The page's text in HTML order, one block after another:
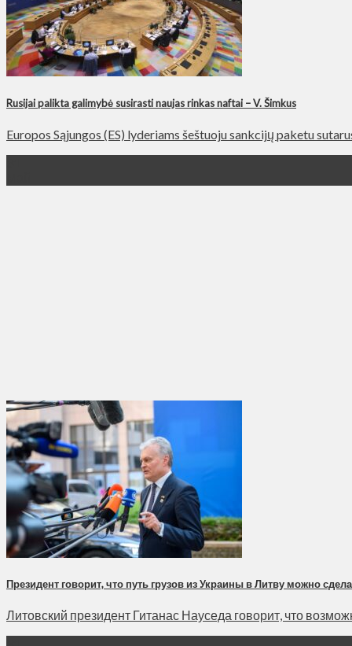
Rusijai palikta galimybė susirasti naujas rinkas naftai – V. Šimkus
Europos Sąjungos (ES) lyderiams šeštuoju sankcijų paketu
Президент говорит, что путь грузов из Украины в Литву можно
Литовский президент Гитанас Науседа говорит, что